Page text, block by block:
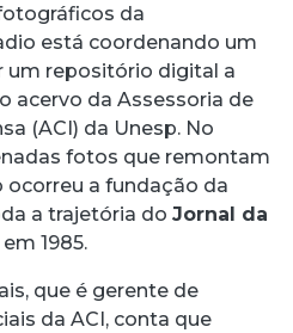
da
está coordenando um
um repositório digital a
acervo da Assessoria de
(ACI) da Unesp. No
fotos que remontam
ocorreu a fundação da
a trajetória do Jornal da
1985.
que é gerente de
da ACI, conta que